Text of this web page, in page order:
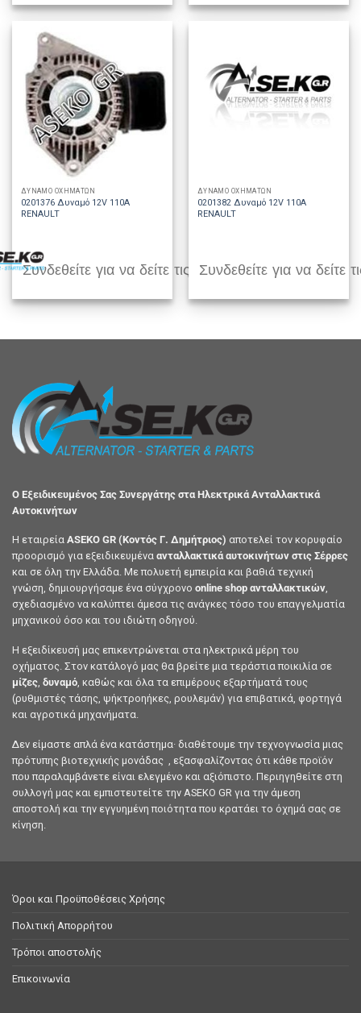
ΔΥΝΑΜΟ ΟΧΗΜΑΤΩΝ
0201376 Δυναμό 12V 110A
RENAULT
Συνδεθείτε για να δείτε τις τιμές
ΔΥΝΑΜΟ ΟΧΗΜΑΤΩΝ
0201382 Δυναμό 12V 110A
RENAULT
Συνδεθείτε για να δείτε
Ο Εξειδικευμένος Σας Συνεργάτης στα Ηλεκτρικά Ανταλλακτικά
Αυτοκινήτων
Η εταιρεία ASEKO GR (Κοντός Γ. Δημήτριος) αποτελεί τον κορυφαίο
προορισμό για εξειδικευμένα ανταλλακτικά αυτοκινήτων στις Σέρρες
και σε όλη την Ελλάδα. Με πολυετή εμπειρία και βαθιά τεχνική
γνώση, δημιουργήσαμε ένα σύγχρονο online shop ανταλλακτικών,
σχεδιασμένο να καλύπτει άμεσα τις ανάγκες τόσο του επαγγελματία
μηχανικού όσο και του ιδιώτη οδηγού.
Η εξειδίκευσή μας επικεντρώνεται στα ηλεκτρικά μέρη του
οχήματος. Στον κατάλογό μας θα βρείτε μια τεράστια ποικιλία σε
μίζες, δυναμό, καθώς και όλα τα επιμέρους εξαρτήματά τους
(ρυθμιστές τάσης, ψήκτροηήκες, ρουλεμάν) για επιβατικά, φορτηγά
και αγροτικά μηχανήματα.
Δεν είμαστε απλά ένα κατάστημα· διαθέτουμε την τεχνογνωσία μιας
πρότυπης βιοτεχνικής μονάδας , εξασφαλίζοντας ότι κάθε προϊόν
που παραλαμβάνετε είναι ελεγμένο και αξιόπιστο. Περιηγηθείτε στη
συλλογή μας και εμπιστευτείτε την ASEKO GR για την άμεση
αποστολή και την εγγυημένη ποιότητα που κρατάει το όχημά σας σε
κίνηση.
Όροι και Προϋποθέσεις Χρήσης
Πολιτική Απορρήτου
Τρόποι αποστολής
Επικοινωνία